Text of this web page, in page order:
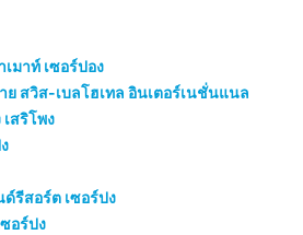
มาท์ เซอร์ปอง
สวิส-เบลโฮเทล อินเตอร์เนชั่นแนล
สริโพง
ด์รีสอร์ต เซอร์ปง
อร์ปง